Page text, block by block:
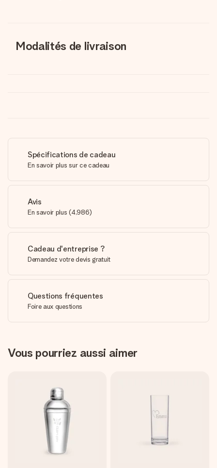
Modalités de livraison
Spécifications de cadeau
En savoir plus sur ce cadeau
Avis
En savoir plus (4,986)
Cadeau d'entreprise ?
Demandez votre devis gratuit
Questions fréquentes
Foire aux questions
Vous pourriez aussi aimer